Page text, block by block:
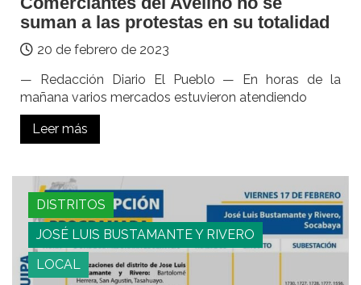
suman a las protestas en su totalidad
20 de febrero de 2023
— Redacción Diario El Pueblo — En horas de la
mañana varios mercados estuvieron atendiendo
Leer más
DISTRITOS
JOSÉ LUIS BUSTAMANTE Y RIVERO
LOCAL